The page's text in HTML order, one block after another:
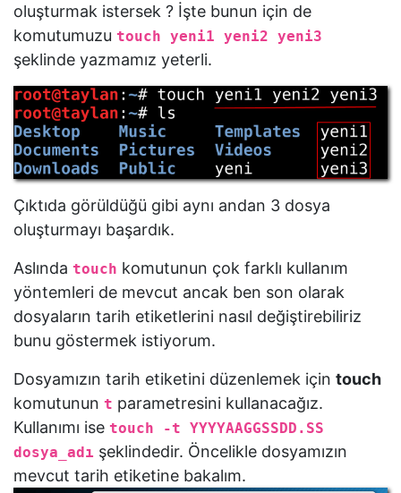
shred
Alıştırmalar
Geri
Bildirim
oluşturmak istersek ? İşte bunun için de
komutumuzu touch yeni1 yeni2 yeni3
şeklinde yazmamız yeterli.
Çıktıda görüldüğü gibi aynı andan 3 dosya
oluşturmayı başardık.
Aslında touch komutunun çok farklı kullanım
yöntemleri de mevcut ancak ben son olarak
dosyaların tarih etiketlerini nasıl değiştirebiliriz
bunu göstermek istiyorum.
Dosyamızın tarih etiketini düzenlemek için touch
komutunun t parametresini kullanacağız.
Kullanımı ise touch -t YYYYAAGGSSDD.SS
dosya_adı şeklindedir. Öncelikle dosyamızın
mevcut tarih etiketine bakalım.